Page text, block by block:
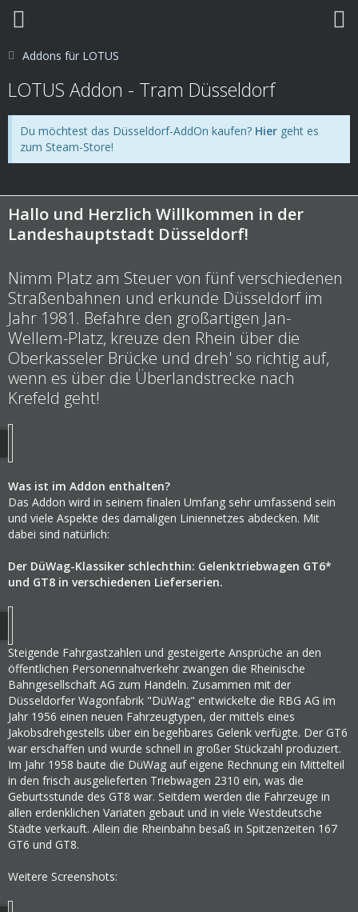
Addons für LOTUS
LOTUS Addon - Tram Düsseldorf
Du möchtest das Düsseldorf-AddOn kaufen? Hier geht es
zum Steam-Store!
Hallo und Herzlich Willkommen in der
Landeshauptstadt Düsseldorf!
Nimm Platz am Steuer von fünf verschiedenen
Straßenbahnen und erkunde Düsseldorf im
Jahr 1981. Befahre den großartigen Jan-
Wellem-Platz, kreuze den Rhein über die
Oberkasseler Brücke und dreh' so richtig auf,
wenn es über die Überlandstrecke nach
Krefeld geht!
Was ist im Addon enthalten?
Das Addon wird in seinem finalen Umfang sehr umfassend sein
und viele Aspekte des damaligen Liniennetzes abdecken. Mit
dabei sind natürlich:
Der DüWag-Klassiker schlechthin: Gelenktriebwagen GT6*
und GT8 in verschiedenen Lieferserien.
Steigende Fahrgastzahlen und gesteigerte Ansprüche an den
öffentlichen Personennahverkehr zwangen die Rheinische
Bahngesellschaft AG zum Handeln. Zusammen mit der
Düsseldorfer Wagonfabrik "DüWag" entwickelte die RBG AG im
Jahr 1956 einen neuen Fahrzeugtypen, der mittels eines
Jakobsdrehgestells über ein begehbares Gelenk verfügte. Der GT6
war erschaffen und wurde schnell in großer Stückzahl produziert.
Im Jahr 1958 baute die DüWag auf eigene Rechnung ein Mittelteil
in den frisch ausgelieferten Triebwagen 2310 ein, was die
Geburtsstunde des GT8 war. Seitdem werden die Fahrzeuge in
allen erdenklichen Variaten gebaut und in viele Westdeutsche
Städte verkauft. Allein die Rheinbahn besaß in Spitzenzeiten 167
GT6 und GT8.
Weitere Screenshots: